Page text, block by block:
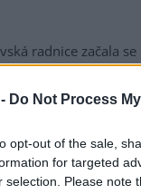
Do Not Process
opt-out of the sale,
for targeted
selection. Please note
radnice začala se
likvidací
který patří k
invazním
ve Slezské
kombinuje
Gabriela